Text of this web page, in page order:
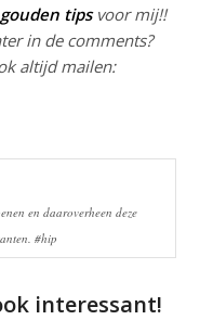
gouden tipsvoor mij!!
in de comments?
altijd mailen:
en daaroverheen deze
#hip
interessant!